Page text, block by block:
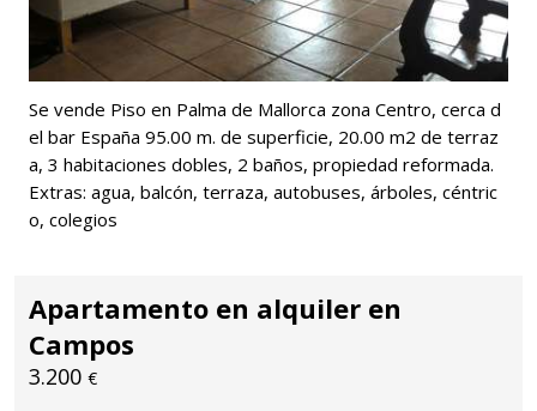
Se vende Piso en Palma de Mallorca zona Centro, cerca d
el bar España 95.00 m. de superficie, 20.00 m2 de terraz
a, 3 habitaciones dobles, 2 baños, propiedad reformada.
Extras: agua, balcón, terraza, autobuses, árboles, céntric
o, colegios
Apartamento en alquiler en
Campos
3.200 €